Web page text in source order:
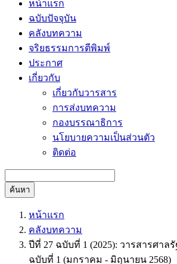
หน้าแรก
ฉบับปัจจุบัน
คลังบทความ
จริยธรรมการตีพิมพ์
ประกาศ
เกี่ยวกับ
เกี่ยวกับวารสาร
การส่งบทความ
กองบรรณาธิการ
นโยบายความเป็นส่วนตัว
ติดต่อ
ค้นหา
หน้าแรก
คลังบทความ
ปีที่ 27 ฉบับที่ 1 (2025): วารสารศาล
ฉบับที่ 1 (มกราคม - มิถุนายน 2568)